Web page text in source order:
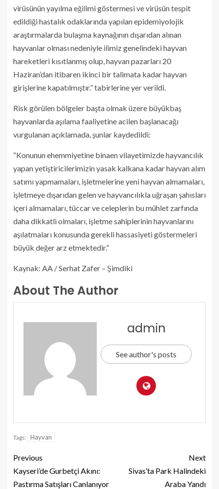
virüsünün yayılma eğilimi göstermesi ve virüsün tespit
edildiği hastalık odaklarında yapılan epidemiyolojik
araştırmalarda bulaşma kaynağının dışarıdan alınan
hayvanlar olması nedeniyle ilimiz genelindeki hayvan
hareketleri kısıtlanmış olup, hayvan pazarları 20
Haziran’dan itibaren ikinci bir talimata kadar hayvan
girişlerine kapatılmıştır.” tabirlerine yer verildi.
Risk görülen bölgeler başta olmak üzere büyükbaş
hayvanlarda aşılama faaliyetine acilen başlanacağı
vurgulanan açıklamada, şunlar kaydedildi:
“Konunun ehemmiyetine binaen vilayetimizde hayvancılık
yapan yetiştiricilerimizin yasak kalkana kadar hayvan alım
satımı yapmamaları, işletmelerine yeni hayvan almamaları,
işletmeye dışarıdan gelen ve hayvancılıkla uğraşan şahısları
içeri almamaları, tüccar ve celeplerin bu mühlet zarfında
daha dikkatli olmaları, işletme sahiplerinin hayvanlarını
aşılatmaları konusunda gerekli hassasiyeti göstermeleri
büyük değer arz etmektedir.”
Kaynak: AA / Serhat Zafer – Şimdiki
About The Author
admin
See author's posts
Tags: Hayvan
Previous
Kayseri’de Gurbetçi Akını:
Pastırma Satışları Canlanıyor
Next
Sivas’ta Park Halindeki
Araba Yandı